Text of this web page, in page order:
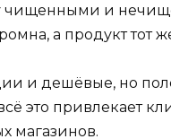
чищенными и
а продукт тот
и дешёвые, но
это привлекает
магазинов.